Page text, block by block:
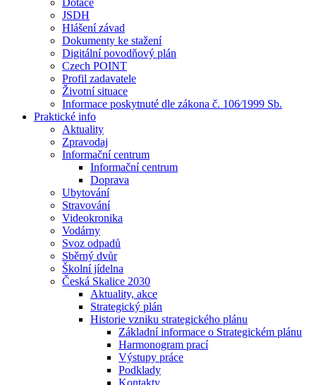
Dotace
JSDH
Hlášení závad
Dokumenty ke stažení
Digitální povodňový plán
Czech POINT
Profil zadavatele
Životní situace
Informace poskytnuté dle zákona č. 106⁄1999 Sb.
Praktické info
Aktuality
Zpravodaj
Informační centrum
Informační centrum
Doprava
Ubytování
Stravování
Videokronika
Vodárny
Svoz odpadů
Sběrný dvůr
Školní jídelna
Česká Skalice 2030
Aktuality, akce
Strategický plán
Historie vzniku strategického plánu
Základní informace o Strategickém plánu
Harmonogram prací
Výstupy práce
Podklady
Kontakty